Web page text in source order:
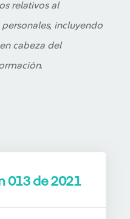
relativos al
incluyendo
cabeza del
013 de 2021